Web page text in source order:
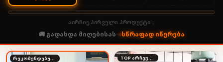
აირჩიე პირველი პროდუქტი ↓
🚚 გადახდა მიღებისას• სწრაფად იწურება
რეკომენდებული TOP არჩევანი